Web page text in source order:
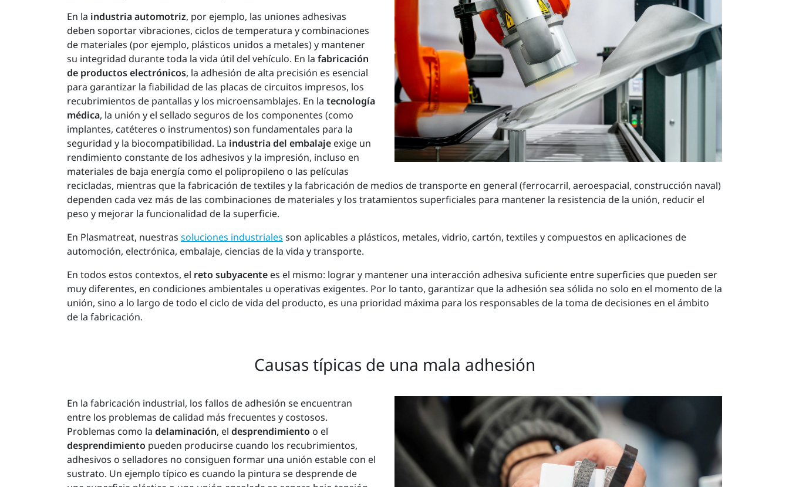
En la industria automotriz, por ejemplo, las uniones adhesivas
deben soportar vibraciones, ciclos de temperatura y combinaciones
de materiales (por ejemplo, plásticos unidos a metales) y mantener
su integridad durante toda la vida útil del vehículo. En la fabricación
de productos electrónicos, la adhesión de alta precisión es esencial
para garantizar la fiabilidad de las placas de circuitos impresos, los
recubrimientos de pantallas y los microensamblajes. En la tecnología
médica, la unión y el sellado seguros de los componentes (como
implantes, catéteres o instrumentos) son fundamentales para la
seguridad y la biocompatibilidad. La industria del embalaje exige un
rendimiento constante de los adhesivos y la impresión, incluso en
materiales de baja energía como el polipropileno o las películas
recicladas, mientras que la fabricación de textiles y la fabricación de medios de transporte en general (ferrocarril, aeroespacial, construcción naval)
dependen cada vez más de las combinaciones de materiales y los tratamientos superficiales para mantener la resistencia de la unión, reducir el
peso y mejorar la funcionalidad de la superficie.
En Plasmatreat, nuestras soluciones industriales son aplicables a plásticos, metales, vidrio, cartón, textiles y compuestos en aplicaciones de
automoción, electrónica, embalaje, ciencias de la vida y transporte.
En todos estos contextos, el reto subyacente es el mismo: lograr y mantener una interacción adhesiva suficiente entre superficies que pueden ser
muy diferentes, en condiciones ambientales u operativas exigentes. Por lo tanto, garantizar que la adhesión sea sólida no solo en el momento de la
unión, sino a lo largo de todo el ciclo de vida del producto, es una prioridad máxima para los responsables de la toma de decisiones en el ámbito
de la fabricación.
Causas típicas de una mala adhesión
En la fabricación industrial, los fallos de adhesión se encuentran
entre los problemas de calidad más frecuentes y costosos.
Problemas como la delaminación, el desprendimiento o el
desprendimiento pueden producirse cuando los recubrimientos,
adhesivos o selladores no consiguen formar una unión estable con el
sustrato. Un ejemplo típico es cuando la pintura se desprende de